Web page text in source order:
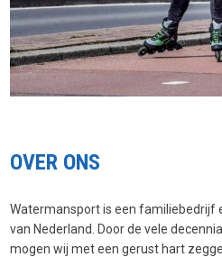
OVER ONS
Watermansport is een familiebedrijf
van Nederland. Door de vele
mogen wij met een gerust hart